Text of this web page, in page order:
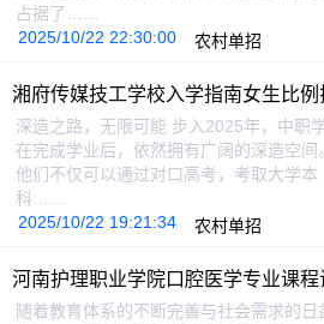
占据了……
2025/10/22 22:30:00
农村单招
湘府传媒技工学校入学指南女生比例
深造之路，无限可能 步入2025年，中职
在完成学业后，依然拥有广阔的深造空间
他们不仅可以通过对口高考，考取大学本
科……
2025/10/22 19:21:34
农村单招
河南护理职业学院口腔医学专业课
随着教育体系的不断完善与社会需求的日